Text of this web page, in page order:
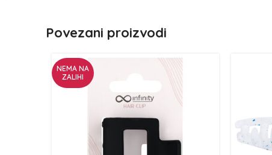
Povezani proizvodi
NEMA NA
ZALIHI